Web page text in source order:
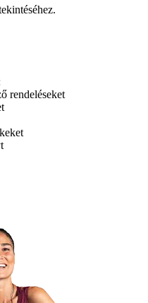
rendeléseket